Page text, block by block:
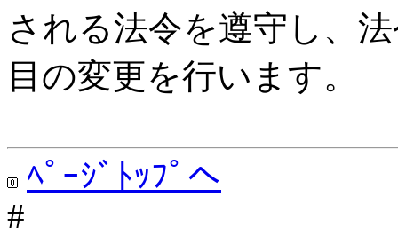
される法令を遵守し、
目の変更を行います。
ﾍﾟｰｼﾞﾄｯﾌﾟへ
#